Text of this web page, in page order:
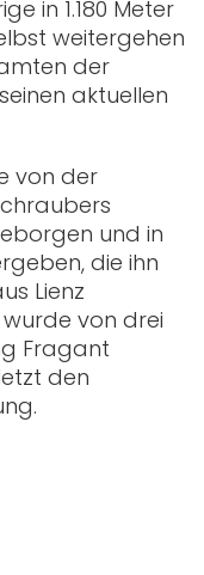
in 1.180 Meter
weitergehen
der
aktuellen
von der
und in
die ihn
Lienz
von drei
Fragant
den